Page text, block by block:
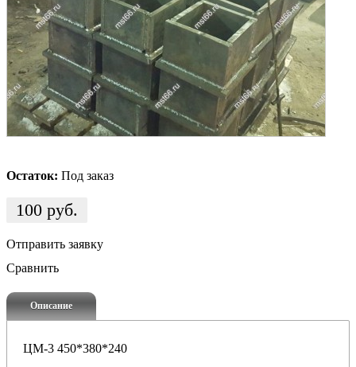
Остаток: Под заказ
100 руб.
Отправить заявку
Сравнить
Описание
ЦМ-3 450*380*240